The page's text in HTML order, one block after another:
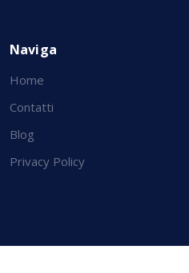
Naviga
Home
Contatti
Blog
Privacy Policy